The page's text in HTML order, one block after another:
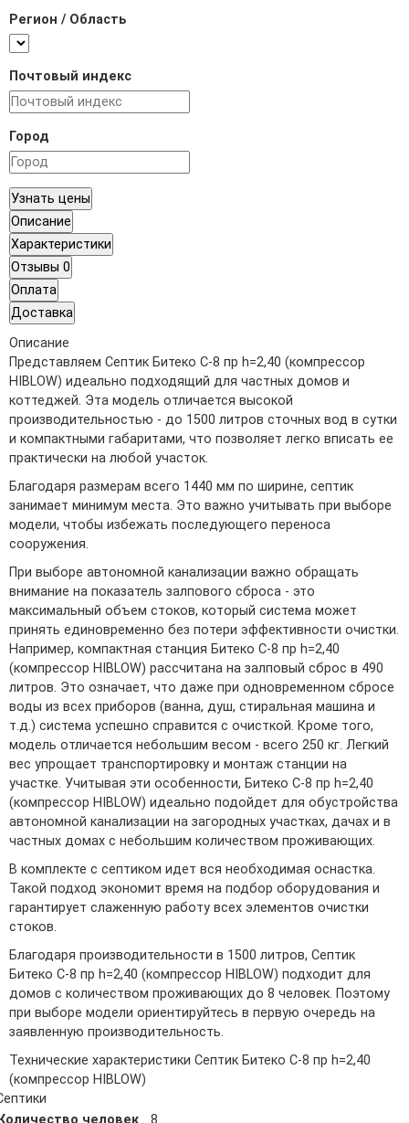
Регион / Область
Почтовый индекс
Город
Узнать цены
Описание
Характеристики
Отзывы 0
Оплата
Доставка
Описание
Представляем Септик Битеко С-8 пр h=2,40 (компрессор
HIBLOW) идеально подходящий для частных домов и
коттеджей. Эта модель отличается высокой
производительностью - до 1500 литров сточных вод в сутки
и компактными габаритами, что позволяет легко вписать ее
практически на любой участок.
Благодаря размерам всего 1440 мм по ширине, септик
занимает минимум места. Это важно учитывать при выборе
модели, чтобы избежать последующего переноса
сооружения.
При выборе автономной канализации важно обращать
внимание на показатель залпового сброса - это
максимальный объем стоков, который система может
принять единовременно без потери эффективности очистки.
Например, компактная станция Битеко С-8 пр h=2,40
(компрессор HIBLOW) рассчитана на залповый сброс в 490
литров. Это означает, что даже при одновременном сбросе
воды из всех приборов (ванна, душ, стиральная машина и
т.д.) система успешно справится с очисткой. Кроме того,
модель отличается небольшим весом - всего 250 кг. Легкий
вес упрощает транспортировку и монтаж станции на
участке. Учитывая эти особенности, Битеко С-8 пр h=2,40
(компрессор HIBLOW) идеально подойдет для обустройства
автономной канализации на загородных участках, дачах и в
частных домах с небольшим количеством проживающих.
В комплекте с септиком идет вся необходимая оснастка.
Такой подход экономит время на подбор оборудования и
гарантирует слаженную работу всех элементов очистки
стоков.
Благодаря производительности в 1500 литров, Септик
Битеко С-8 пр h=2,40 (компрессор HIBLOW) подходит для
домов с количеством проживающих до 8 человек. Поэтому
при выборе модели ориентируйтесь в первую очередь на
заявленную производительность.
Технические характеристики Септик Битеко С-8 пр h=2,40
(компрессор HIBLOW)
человек
8